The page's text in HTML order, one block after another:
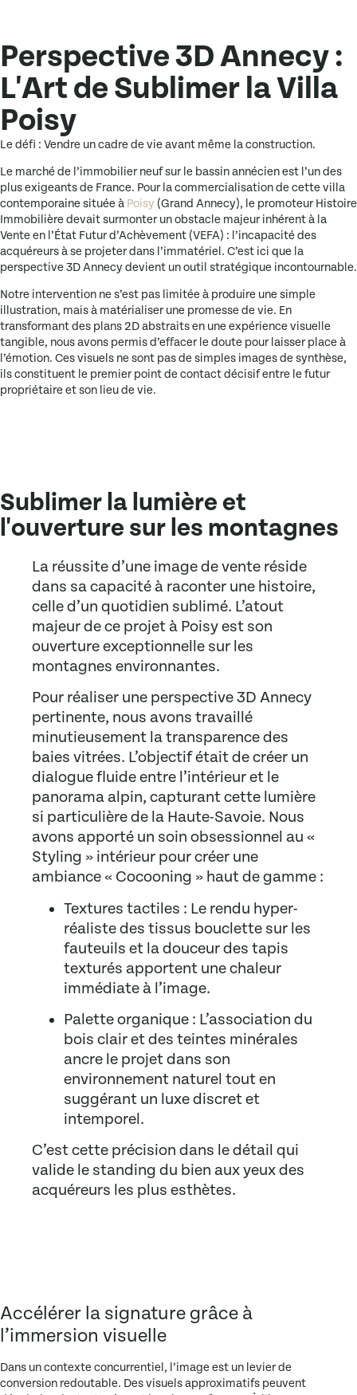
Perspective 3D Annecy :
L'Art de Sublimer la Villa
Poisy
Le défi : Vendre un cadre de vie avant même la construction.
Le marché de l’immobilier neuf sur le bassin annécien est l’un des
plus exigeants de France. Pour la commercialisation de cette villa
contemporaine située à Poisy (Grand Annecy), le promoteurHistoire
Immobilièredevait surmonter un obstacle majeur inhérent à la
Vente en l’État Futur d’Achèvement (VEFA) : l’incapacité des
acquéreurs à se projeter dans l’immatériel. C’est ici que la
perspective 3D Annecydevient un outil stratégique incontournable.
Notre intervention ne s’est pas limitée à produire une simple
illustration, mais à matérialiser une promesse de vie. En
transformant des plans 2D abstraits en une expérience visuelle
tangible, nous avons permis d’effacer le doute pour laisser place à
l’émotion. Ces visuels ne sont pas de simples images de synthèse,
ils constituent le premier point de contact décisif entre le futur
propriétaire et son lieu de vie.
Sublimer la lumière et
l'ouverture sur les montagnes
La réussite d’une image de vente réside
dans sa capacité à raconter une histoire,
celle d’un quotidien sublimé. L’atout
majeur de ce projet à Poisy est son
ouverture exceptionnelle sur les
montagnes environnantes.
Pour réaliser une perspective 3D Annecy
pertinente, nous avons travaillé
minutieusement la transparence des
baies vitrées. L’objectif était de créer un
dialogue fluide entre l’intérieur et le
panorama alpin, capturant cette lumière
si particulière de la Haute-Savoie. Nous
avons apporté un soin obsessionnel au «
Styling » intérieur pour créer une
ambiance « Cocooning » haut de gamme :
Textures tactiles : Le rendu hyper-
réaliste des tissus bouclette sur les
fauteuils et la douceur des tapis
texturés apportent une chaleur
immédiate à l’image.
Palette organique : L’association du
bois clair et des teintes minérales
ancre le projet dans son
environnement naturel tout en
suggérant un luxe discret et
intemporel.
C’est cette précision dans le détail qui
valide le standing du bien aux yeux des
acquéreurs les plus esthètes.
Accélérer la signature grâce à
l’immersion visuelle
Dans un contexte concurrentiel, l’image est un levier de
conversion redoutable. Des visuels approximatifs peuvent